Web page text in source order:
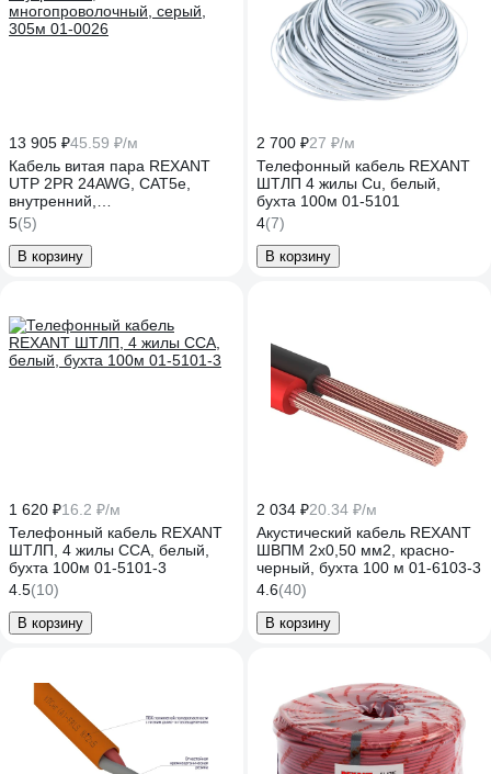
13 905 ₽45.59 ₽/м
Кабель витая пара REXANT
UTP 2PR 24AWG, CAT5e,
внутренний,
многопроволочный, серый,
305м 01-0026
5(5)
В корзину
2 700 ₽27 ₽/м
Телефонный кабель REXANT
ШТЛП 4 жилы Cu, белый,
бухта 100м 01-5101
4(7)
В корзину
1 620 ₽16.2 ₽/м
Телефонный кабель REXANT
ШТЛП, 4 жилы CCA, белый,
бухта 100м 01-5101-3
4.5(10)
В корзину
2 034 ₽20.34 ₽/м
Акустический кабель REXANT
ШВПМ 2х0,50 мм2, красно-
черный, бухта 100 м 01-6103-3
4.6(40)
В корзину